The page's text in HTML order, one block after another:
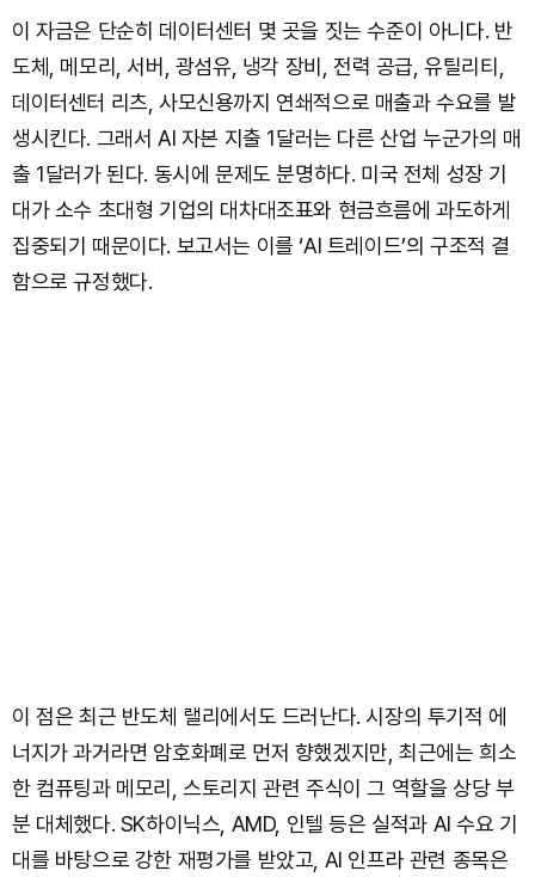
이 자금은 단순히 데이터센터 몇 곳을 짓는 수준이 아니다. 반
도체, 메모리, 서버, 광섬유, 냉각 장비, 전력 공급, 유틸리티,
데이터센터 리츠, 사모신용까지 연쇄적으로 매출과 수요를 발
생시킨다. 그래서 AI 자본 지출 1달러는 다른 산업 누군가의 매
출 1달러가 된다. 동시에 문제도 분명하다. 미국 전체 성장 기
대가 소수 초대형 기업의 대차대조표와 현금흐름에 과도하게
집중되기 때문이다. 보고서는 이를 ‘AI 트레이드’의 구조적 결
함으로 규정했다.
이 점은 최근 반도체 랠리에서도 드러난다. 시장의 투기적 에
너지가 과거라면 암호화폐로 먼저 향했겠지만, 최근에는 희소
한 컴퓨팅과 메모리, 스토리지 관련 주식이 그 역할을 상당 부
분 대체했다. SK하이닉스, AMD, 인텔 등은 실적과 AI 수요 기
대를 바탕으로 강한 재평가를 받았고, AI 인프라 관련 종목은